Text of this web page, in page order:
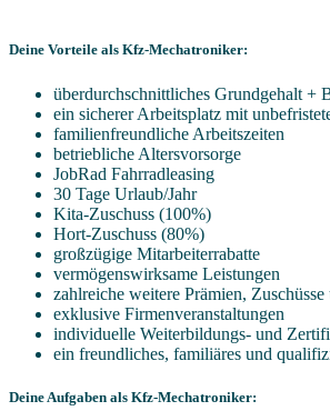
Deine Vorteile als Kfz-Mechatroniker:
überdurchschnittliches Grundgehalt +
ein sicherer Arbeitsplatz mit
familienfreundliche Arbeitszeiten
betriebliche Altersvorsorge
JobRad Fahrradleasing
30 Tage Urlaub/Jahr
Kita-Zuschuss (100%)
Hort-Zuschuss (80%)
großzügige Mitarbeiterrabatte
vermögenswirksame Leistungen
zahlreiche weitere Prämien, Zuschüsse
exklusive Firmenveranstaltungen
individuelle Weiterbildungs- und
ein freundliches, familiäres und
Deine Aufgaben als Kfz-Mechatroniker: